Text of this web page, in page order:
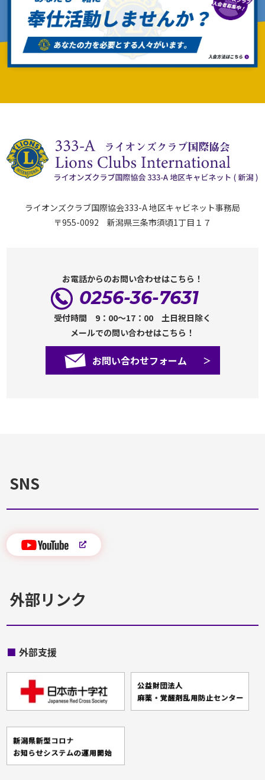
ライオンズクラブ国際協会333-A 地区キャビネット事務局
〒955-0092 新潟県三条市須頃1丁目１７
お電話からのお問い合わせはこちら！
0256-36-7631
受付時間 9：00～17：00 土日祝日除く
メールでの問い合わせはこちら！
お問い合わせフォーム
SNS
外部リンク
■ 外部支援